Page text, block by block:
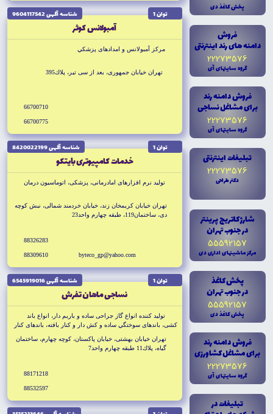
پخش کاغذ دى
فروش
دامنه هاى رند اينترنتى
22273576
گروه سايتهاى آى
فروش دامنه رند
براى مشاغل نساجى
22273576
گروه سايتهاى آى
تبليغات اينترنتى
22273576
دکتر طراحى
شارژ کاتريج پرينتر
در جنوب تهران
55592157
مرکز ماشينهاى ادارى دى
پخش کاغذ
در جنوب تهران
55592157
پخش کاغذ دى
فروش دامنه رند
براى مشاغل کشاورزى
22273576
گروه سايتهاى آى
تبليغات در
توان 1 شناسه آگهى 9604117542
آمبولانس كوثر
مركز آمبولانس و امدادهاى پزشكي
تهران خيابان جمهورى، بعد از سى تير، پلاك395
66700710
66700775
توان 1 شناسه آگهى 8420022199
خدمات كامپيوترى بايتكو
توليد نرم افزارهاى امادرمانى، پزشكى، اتوماسيون درمان
تهران خيابان كريمخان زند، خيابان خردمند شمالى، نبش كوچه
دى، ساختمان119، طبقه چهارم واحد23
byteco_gp@yahoo.com
88326283
88309610
توان 1 شناسه آگهى 6545919016
نساجى ماهان تفرش
توليد كننده انواع گاز جراحى ساده و باريم دار، انواع باند
كشى، باندهاى سوختگي ساده و كش دار و كنار بافته، باندهاى كنار
تجهيزات پزشكي
تهران خيابان بهشتى، خيابان پاكستان، كوچه چهارم، ساختمان
گياه، پلاك11 طبقه چهارم واحد7
88171218
88532597